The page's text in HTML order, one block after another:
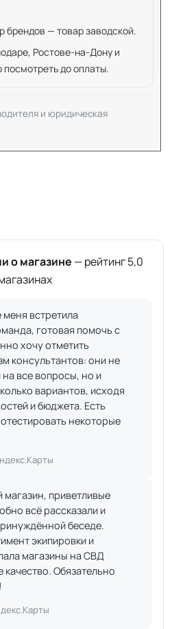
— товар заводской.
Ростове-на-Дону и
до оплаты.
и юридическая
о магазине — рейтинг 5,0
встретила
готовая помочь с
хочу отметить
консультантов: они не
на все вопросы, но и
вариантов, исходя
и бюджета. Есть
некоторые
магазин, приветливые
всё рассказали и
беседе.
экипировки и
магазины на СВД
Обязательно